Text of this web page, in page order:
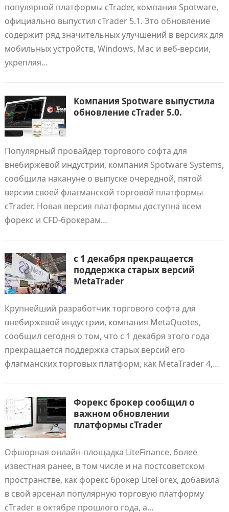
популярной платформы cTrader, компания Spotware,
официально выпустил cTrader 5.1. Это обновление
содержит ряд значительных улучшений в версиях для
мобильных устройств, Windows, Mac и веб-версии,
укрепляя…
Компания Spotware выпустила
обновление cTrader 5.0.
Популярный провайдер торгового софта для
внебиржевой индустрии, компания Spotware Systems,
сообщила накануне о выпуске очередной, пятой
версии своей флагманской торговой платформы
cTrader. Новая версия платформы доступна всем
форекс и CFD-брокерам…
с 1 декабря прекращается
поддержка старых версий
MetaTrader
Крупнейший разработчик торгового софта для
внебиржевой индустрии, компания MetaQuotes,
сообщил сегодня о том, что с 1 декабря этого года
прекращается поддержка старых версий его
флагманских торговых платформ, как MetaTrader 4,…
Форекс брокер сообщил о
важном обновлении
платформы cTrader
Офшорная онлайн-площадка LiteFinance, более
известная ранее, в том числе и на постсоветском
пространстве, как форекс брокер LiteForex, добавила
в свой арсенал популярную торговую платформу
cTrader в октябре прошлого года, а…